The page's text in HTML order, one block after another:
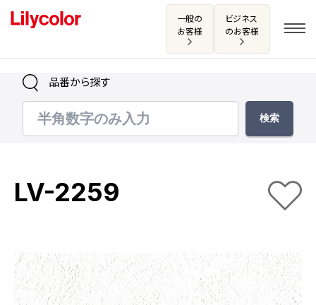
一般の
お客様
ビジネス
のお客様
ログイン・新規会員登録
お気に入り
商品を探す
商品を探す トップ
品番から探す
LV-2259